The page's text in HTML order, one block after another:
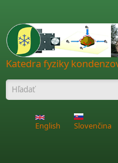
Katedra fyziky
Vyhľadávanie
English Slovenčina